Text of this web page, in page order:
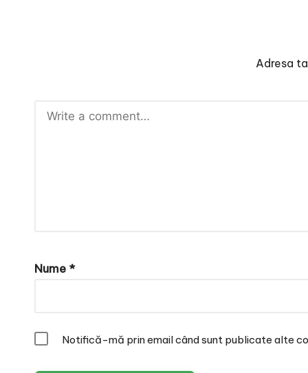
Adresa
Nume *
Notifică-mă prin email când sunt publicate alte